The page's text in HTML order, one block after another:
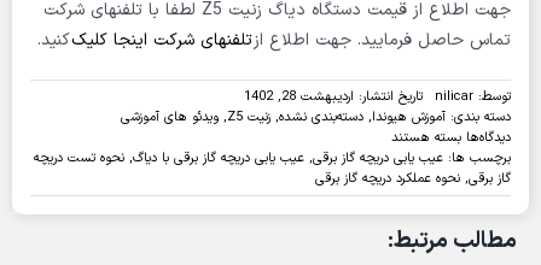
جهت اطلاع از قیمت دستگاه دیاگ زنیت Z5 لطفا با تلفنهای شرکت
تماس حاصل فرمایید. جهت اطلاع ازتلفنهای شرکت اینجا کلیککنید.
توسط: nilicar
تاریخ انتشار: اردیبهشت 28, 1402
دسته بندی: آموزش هیوندا, دسته‌بندی نشده, زنیت Z5 , ویدئو های آموزشی
دیدگاه‌ها برای
عیب
یابی
و
تست
دریچه
بسته هستند
برچسب ها: عیب یابی دریچه گاز برقی, عیب یابی دریچه گاز برقی با دیاگ, نحوه تست دریچه
گاز برقی, نحوه عملکرد دریچه گاز برقی
مطالب مرتبط: